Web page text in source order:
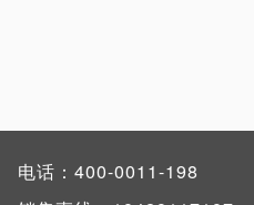
电话：400-0011-198